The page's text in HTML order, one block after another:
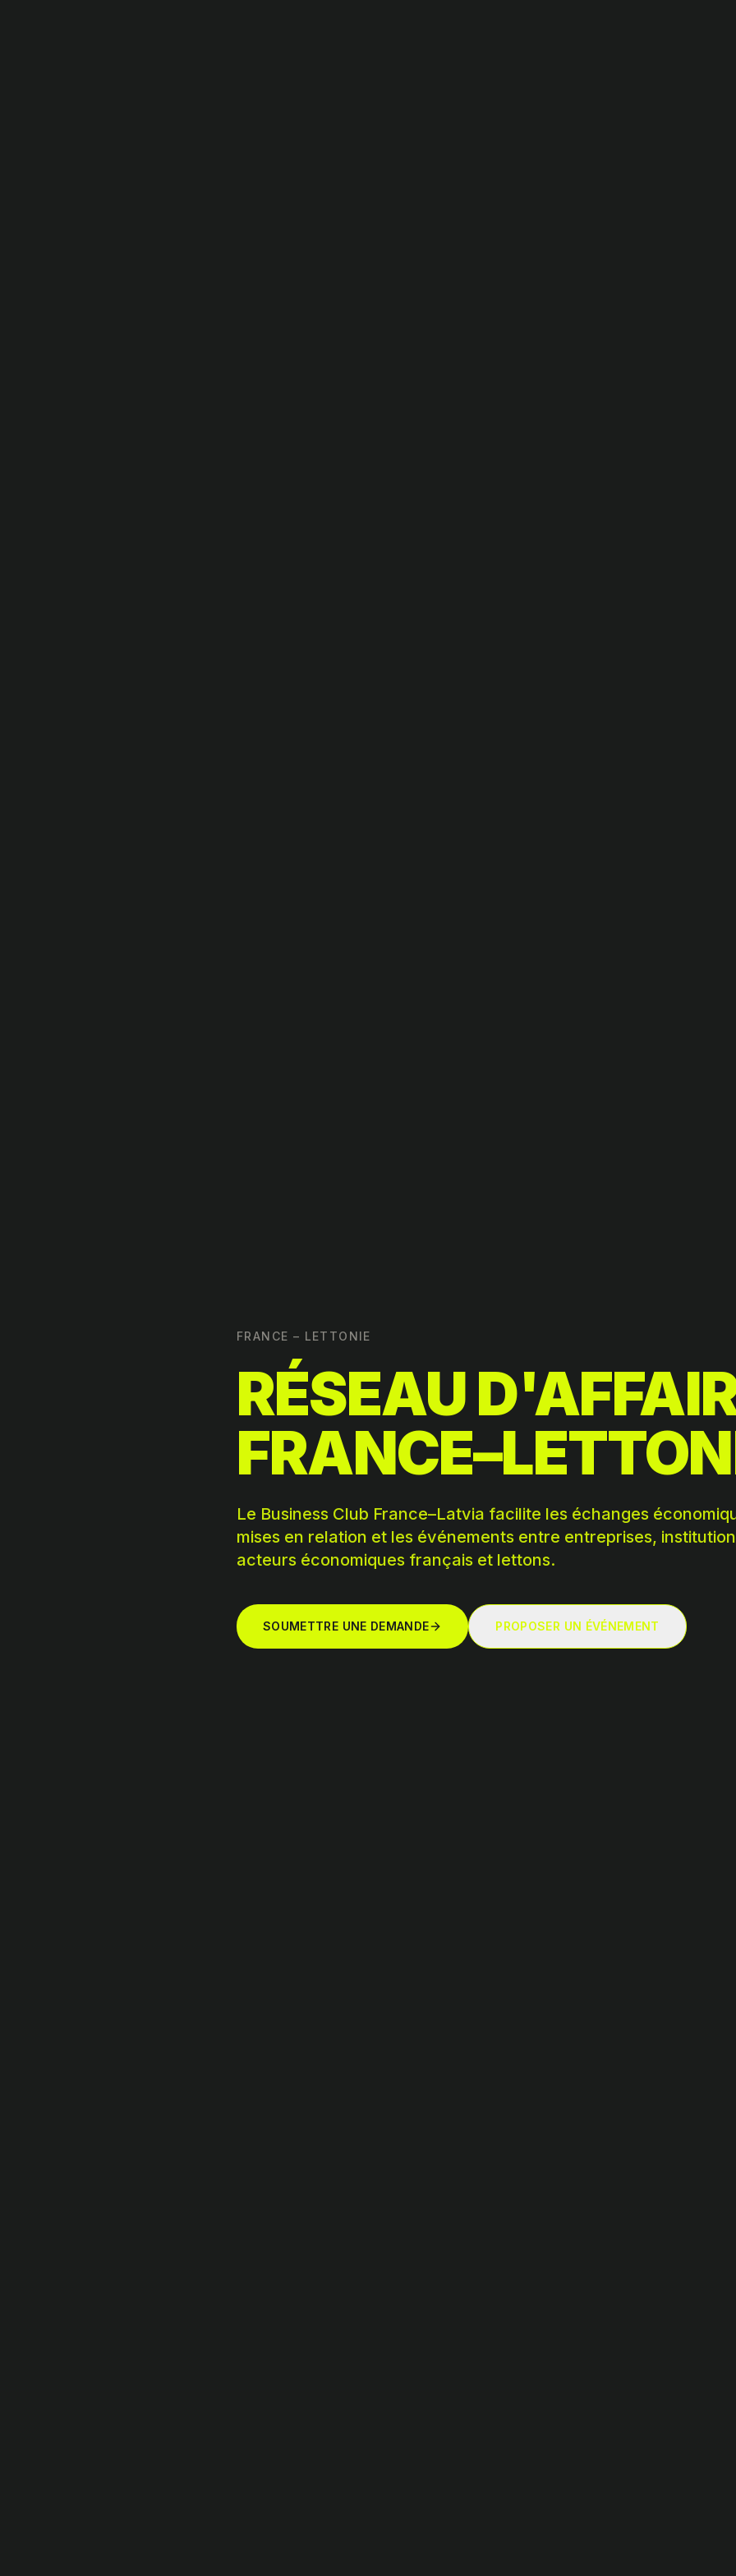
FRANCE – LETTONIE
RÉSEAU
Le Business Club France–Latvia facilite les échanges
mises en relation et les événements entre entreprises,
acteurs économiques français et lettons.
SOUMETTRE UNE DEMANDE PROPOSER UN ÉVÉNEMENT